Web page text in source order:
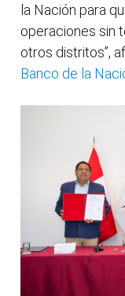
la Nación para
operaciones sin
otros distritos”,
Banco de la